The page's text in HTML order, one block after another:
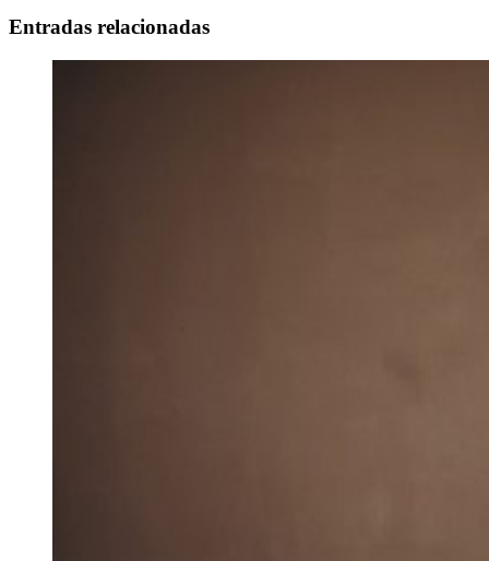
Entradas relacionadas